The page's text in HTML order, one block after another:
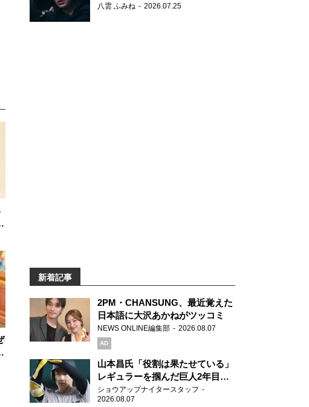
せん。
八雲 ふみね 2026.07.25
新着記事
2PM・CHANSUNG、最近覚えた
日本語に大沢あかねがツッコミ
NEWS ONLINE編集部 2026.08.07
AD
山本昌氏「役割は果たせている」
レギュラーを掴んだ巨人2年目の
新人王候補
ショウアップナイタースタッフ
2026.08.07